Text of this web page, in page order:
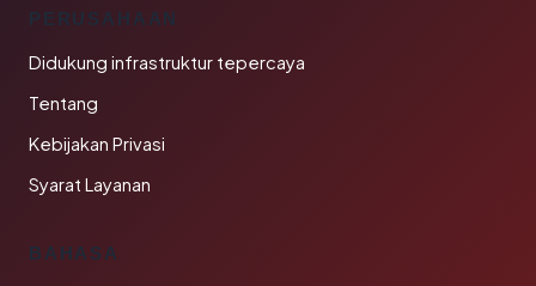
PERUSAHAAN
Didukung infrastruktur tepercaya
Tentang
Kebijakan Privasi
Syarat Layanan
BAHASA